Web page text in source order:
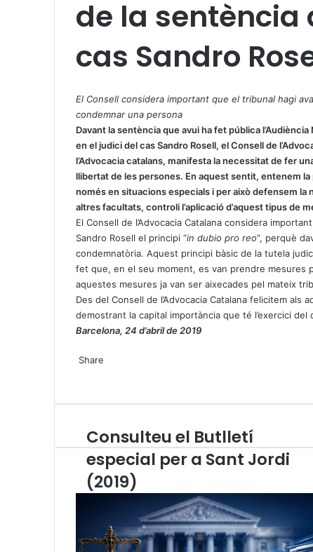
de la
cas Sandro
h
a
t
s
A
p
e
l
e
g
r
a
El Consell considera important que el tribunal hagi
condemnar una persona
Davant la sentència que avui ha fet pública
en el judici del cas Sandro Rosell, el Consell de
l’Advocacia catalans, manifesta la necessitat de fer
llibertat de les persones. En aquest sentit, entenem
només en situacions especials i per això defensem
altres facultats, controli l’aplicació d’aquest tipus de
El Consell de l’Advocacia Catalana considera
Sandro Rosell el principi “in dubio pro reo”, perquè
condemnatòria. Aquest principi bàsic de la tutela
fet que, en el seu moment, es van prendre mesures
aquestes mesures ja van ser aixecades pel mateix
Des del Consell de l’Advocacia Catalana felicitem
demostrant la capital importància que té l’exercici
Barcelona, 24 d’abril de 2019
h
s
p
e
g
m
Share
a
A
p
l
g
r
a
m
a
e
v
i
a
E
i
i
t
C
o
n
s
u
e
Consulteu el Butlletí
especial per a Sant Jordi
(2019)